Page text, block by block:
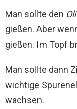
Man sollte den
gießen. Aber
gießen. Im Topf
Man sollte dann
wichtige
wachsen.